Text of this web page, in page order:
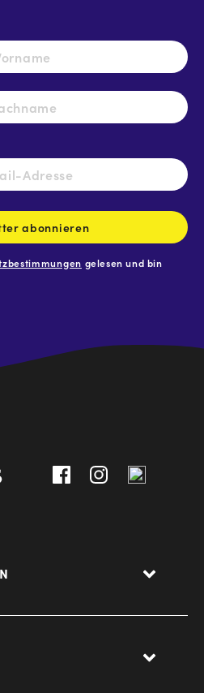
abonnieren
gelesen und bin